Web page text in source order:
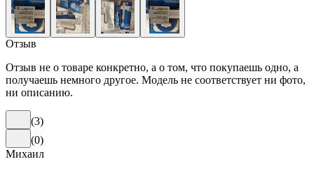
Отзыв
Отзыв не о товаре конкретно, а о том, что покупаешь одно, а
получаешь немного другое. Модель не соответствует ни фото,
ни описанию.
(3)
(0)
Михаил